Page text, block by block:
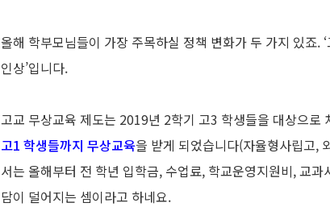
올해 학부모님들이 가장 주목하실 정책 변화가 두 가지 있죠.
인상’입니다.
고교 무상교육 제도는 2019년 2학기 고3 학생들을 대상으
고1 학생들까지 무상교육을 받게 되었습니다(자율형사립고,
서는 올해부터 전 학년 입학금, 수업료, 학교운영지원비, 교
담이 덜어지는 셈이라고 하네요.